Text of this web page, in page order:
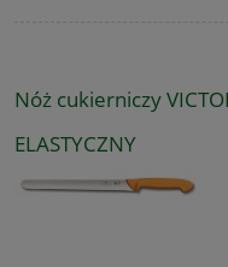
Nóż cukierniczy
ELASTYCZNY